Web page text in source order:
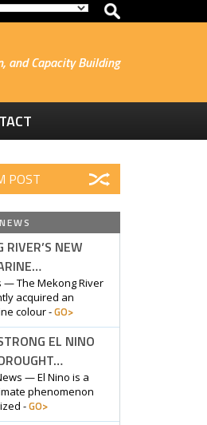
and Capacity Building
POST
RIVER’S NEW
— The Mekong River
acquired an
colour -GO>
EL NINO
— El Nino is a
phenomenon
-GO>